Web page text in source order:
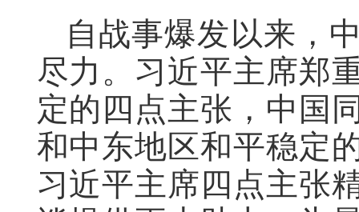
自战事爆发以来，
尽力。习近平主席郑
定的四点主张，中国
和中东地区和平稳定
习近平主席四点主张